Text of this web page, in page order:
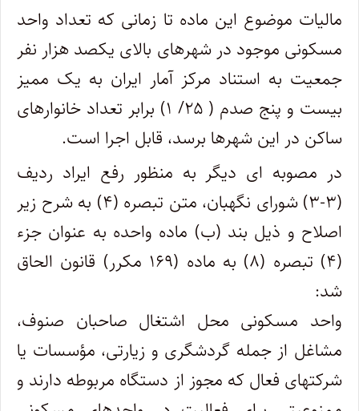
مالیات موضوع این ماده تا زمانی که تعداد واحد
مسکونی موجود در شهرهای بالای یکصد هزار نفر
جمعیت به استناد مرکز آمار ایران به یک ممیز
بیست و پنج صدم ( ۲۵/ ۱) برابر تعداد خانوارهای
ساکن در این شهرها برسد، قابل اجرا است.
در مصوبه ای دیگر به منظور رفع ایراد ردیف
(۳-۳) شورای نگهبان، متن تبصره (۴) به شرح زیر
اصلاح و ذیل بند (ب) ماده واحده به عنوان جزء
(۴) تبصره (۸) به ماده (۱۶۹ مکرر) قانون الحاق
شد:
واحد مسکونی محل اشتغال صاحبان صنوف،
مشاغل از جمله گردشگری و زیارتی، مؤسسات یا
شرکتهای فعال که مجوز از دستگاه مربوطه دارند و